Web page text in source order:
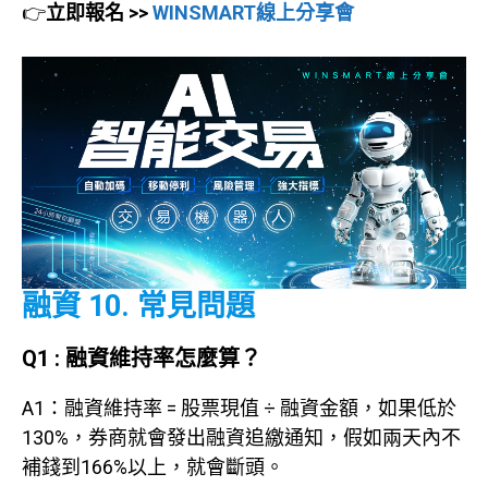
👉立即報名 >>WINSMART線上分享會
融資 10. 常見問題
Q1 : 融資維持率怎麼算？
A1：融資維持率 = 股票現值 ÷ 融資金額，如果低於
130%，券商就會發出融資追繳通知，假如兩天內不
補錢到166%以上，就會斷頭。